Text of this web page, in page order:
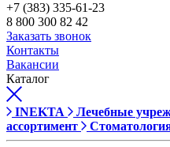
+7 (383) 335-61-23
8 800 300 82 42
Заказать звонок
Контакты
Вакансии
Каталог
INEKTA Лечебные
ассортимент